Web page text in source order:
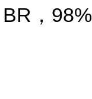
BR ， 98%